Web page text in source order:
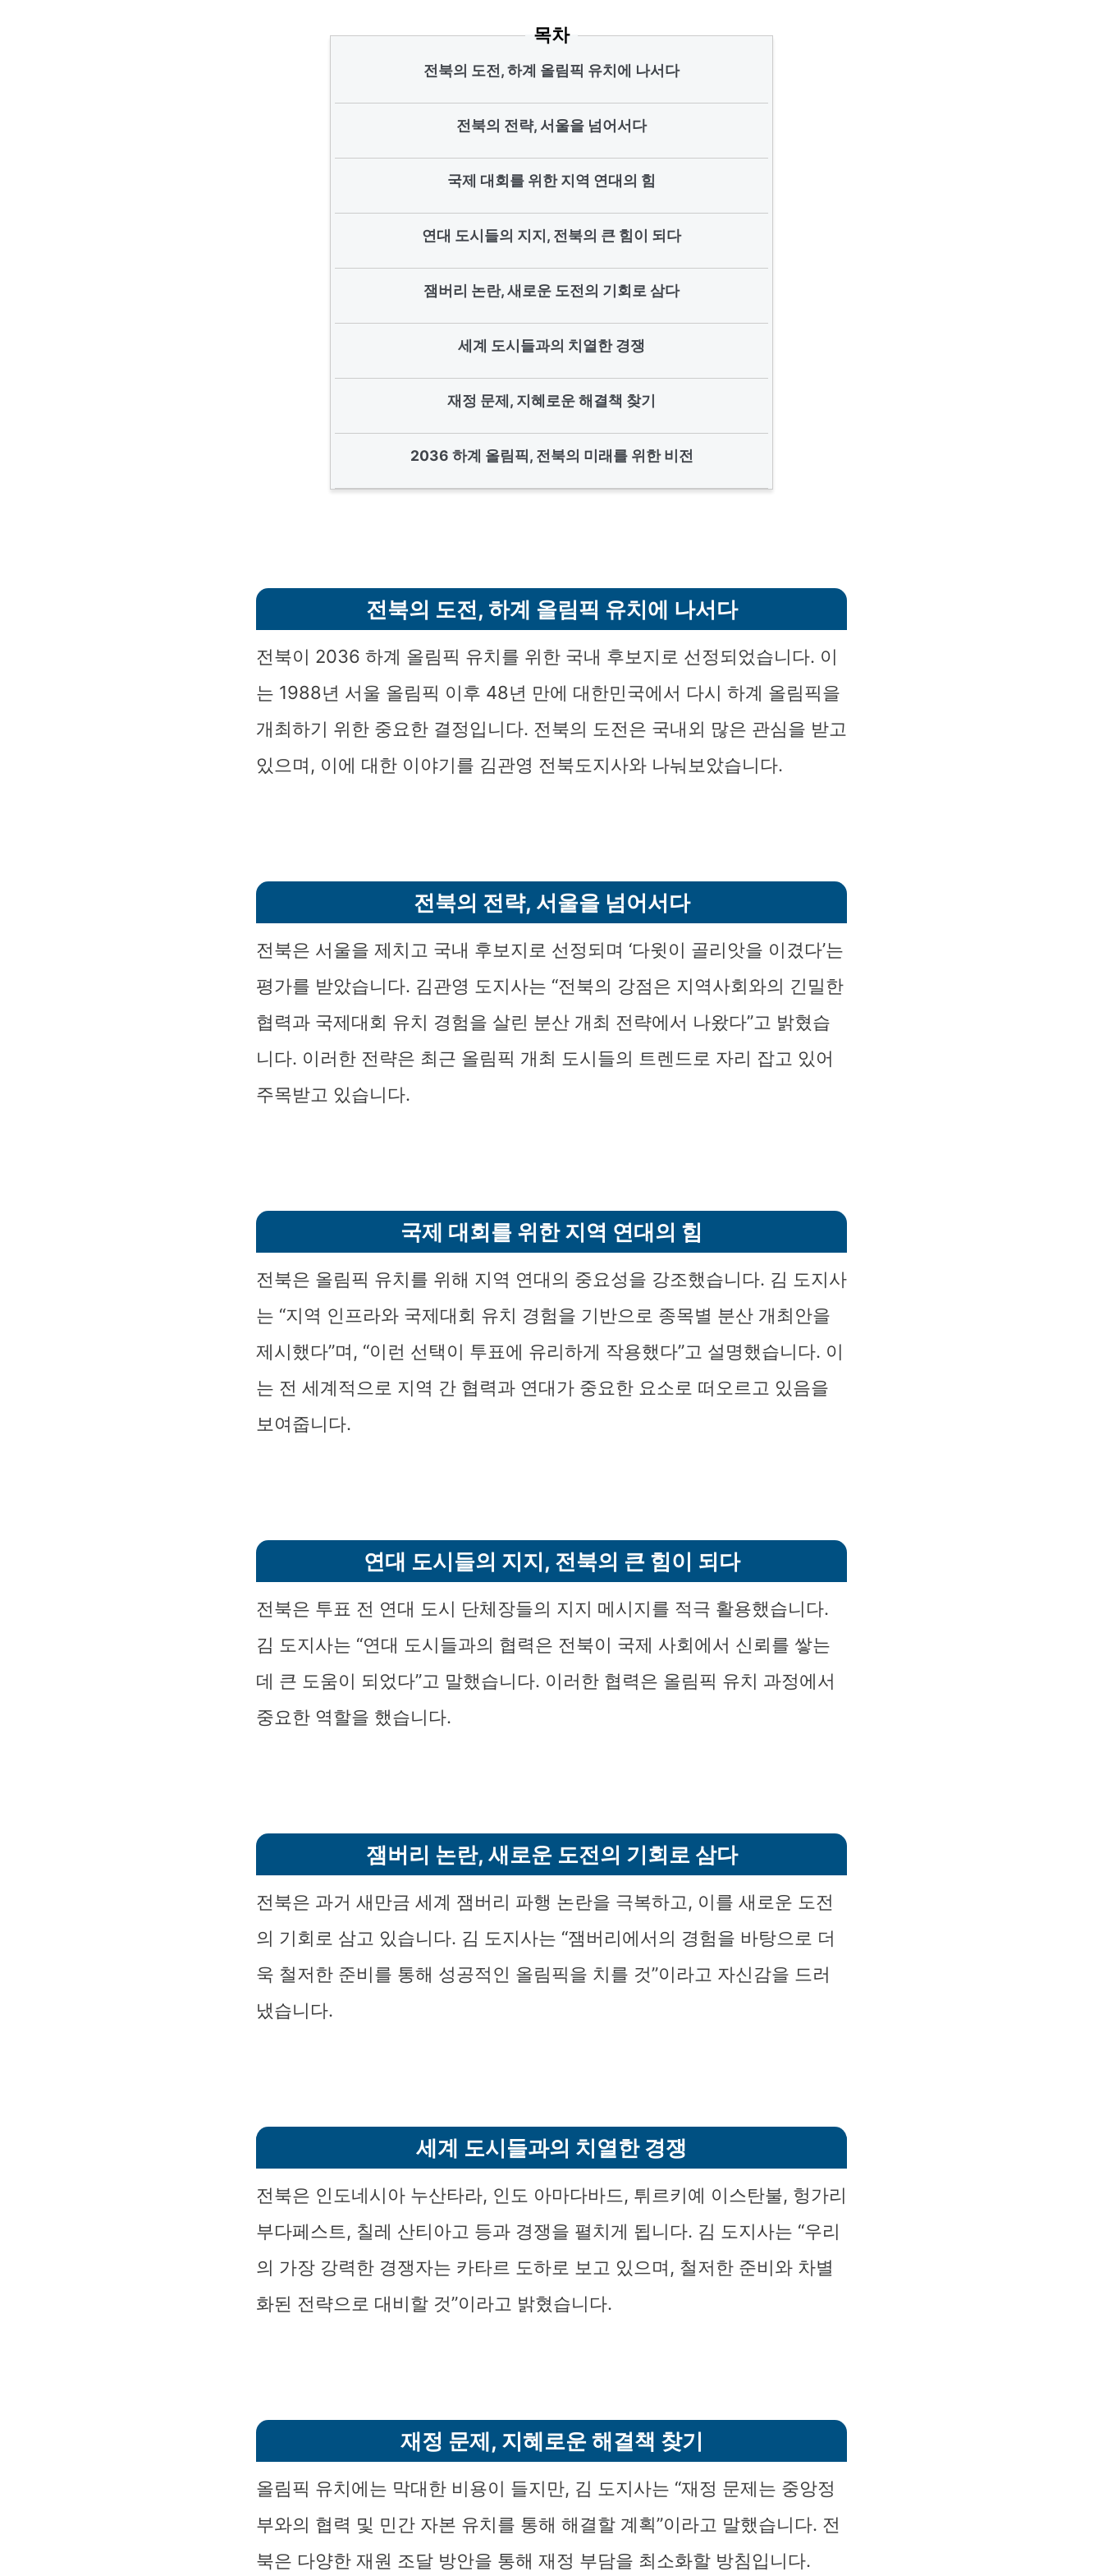
목차
전북의 도전, 하계 올림픽 유치에 나서다
전북의 전략, 서울을 넘어서다
국제 대회를 위한 지역 연대의 힘
연대 도시들의 지지, 전북의 큰 힘이 되다
잼버리 논란, 새로운 도전의 기회로 삼다
세계 도시들과의 치열한 경쟁
재정 문제, 지혜로운 해결책 찾기
2036 하계 올림픽, 전북의 미래를 위한 비전
전북의 도전, 하계 올림픽 유치에 나서다
전북이 2036 하계 올림픽 유치를 위한 국내 후보지로 선정되었습니다. 이
는 1988년 서울 올림픽 이후 48년 만에 대한민국에서 다시 하계 올림픽을
개최하기 위한 중요한 결정입니다. 전북의 도전은 국내외 많은 관심을 받고
있으며, 이에 대한 이야기를 김관영 전북도지사와 나눠보았습니다.
전북의 전략, 서울을 넘어서다
전북은 서울을 제치고 국내 후보지로 선정되며 ‘다윗이 골리앗을 이겼다’는
평가를 받았습니다. 김관영 도지사는 “전북의 강점은 지역사회와의 긴밀한
협력과 국제대회 유치 경험을 살린 분산 개최 전략에서 나왔다”고 밝혔습
니다. 이러한 전략은 최근 올림픽 개최 도시들의 트렌드로 자리 잡고 있어
주목받고 있습니다.
국제 대회를 위한 지역 연대의 힘
전북은 올림픽 유치를 위해 지역 연대의 중요성을 강조했습니다. 김 도지사
는 “지역 인프라와 국제대회 유치 경험을 기반으로 종목별 분산 개최안을
제시했다”며, “이런 선택이 투표에 유리하게 작용했다”고 설명했습니다. 이
는 전 세계적으로 지역 간 협력과 연대가 중요한 요소로 떠오르고 있음을
보여줍니다.
연대 도시들의 지지, 전북의 큰 힘이 되다
전북은 투표 전 연대 도시 단체장들의 지지 메시지를 적극 활용했습니다.
김 도지사는 “연대 도시들과의 협력은 전북이 국제 사회에서 신뢰를 쌓는
데 큰 도움이 되었다”고 말했습니다. 이러한 협력은 올림픽 유치 과정에서
중요한 역할을 했습니다.
잼버리 논란, 새로운 도전의 기회로 삼다
전북은 과거 새만금 세계 잼버리 파행 논란을 극복하고, 이를 새로운 도전
의 기회로 삼고 있습니다. 김 도지사는 “잼버리에서의 경험을 바탕으로 더
욱 철저한 준비를 통해 성공적인 올림픽을 치를 것”이라고 자신감을 드러
냈습니다.
세계 도시들과의 치열한 경쟁
전북은 인도네시아 누산타라, 인도 아마다바드, 튀르키예 이스탄불, 헝가리
부다페스트, 칠레 산티아고 등과 경쟁을 펼치게 됩니다. 김 도지사는 “우리
의 가장 강력한 경쟁자는 카타르 도하로 보고 있으며, 철저한 준비와 차별
화된 전략으로 대비할 것”이라고 밝혔습니다.
재정 문제, 지혜로운 해결책 찾기
올림픽 유치에는 막대한 비용이 들지만, 김 도지사는 “재정 문제는 중앙정
부와의 협력 및 민간 자본 유치를 통해 해결할 계획”이라고 말했습니다. 전
북은 다양한 재원 조달 방안을 통해 재정 부담을 최소화할 방침입니다.